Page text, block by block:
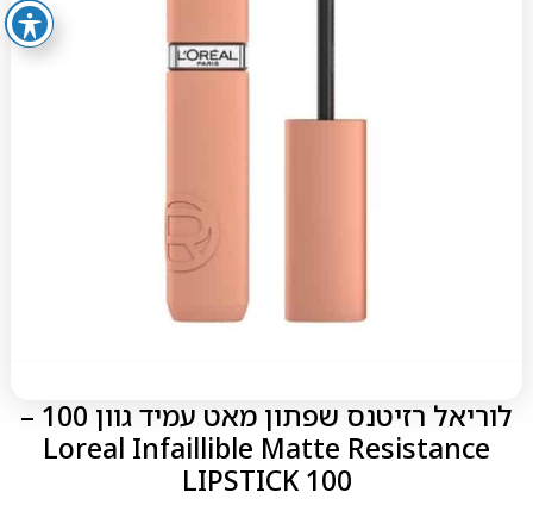
לוריאל רזיטנס שפתון מאט עמיד גוון 100 –
Loreal Infaillible Matte Resistance
LIPSTICK 100